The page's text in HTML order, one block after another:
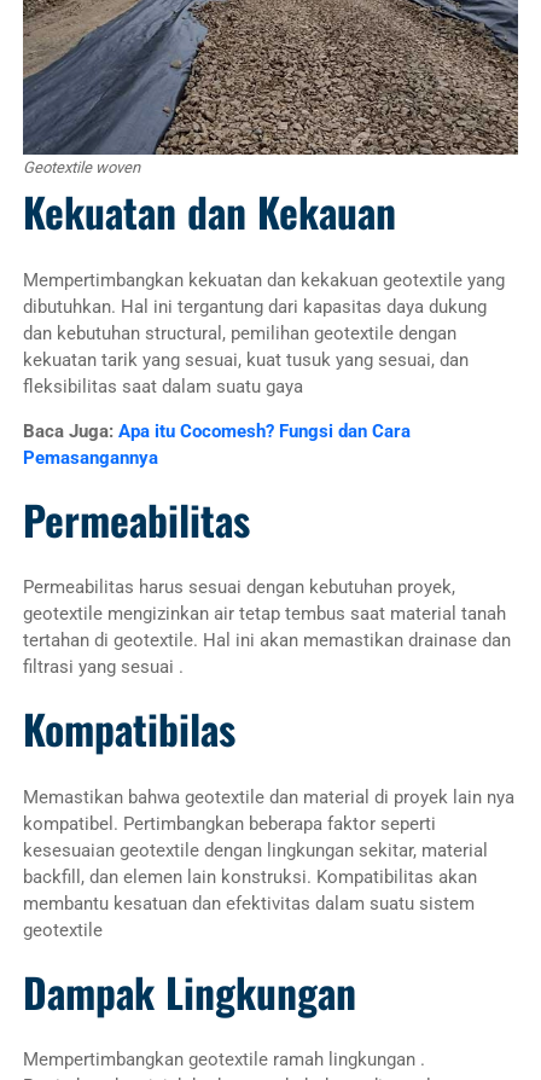
Geotextile woven
Kekuatan dan Kekauan
Mempertimbangkan kekuatan dan kekakuan geotextile yang
dibutuhkan. Hal ini tergantung dari kapasitas daya dukung
dan kebutuhan structural, pemilihan geotextile dengan
kekuatan tarik yang sesuai, kuat tusuk yang sesuai, dan
fleksibilitas saat dalam suatu gaya
Baca Juga: Apa itu Cocomesh? Fungsi dan Cara
Pemasangannya
Permeabilitas
Permeabilitas harus sesuai dengan kebutuhan proyek,
geotextile mengizinkan air tetap tembus saat material tanah
tertahan di geotextile. Hal ini akan memastikan drainase dan
filtrasi yang sesuai .
Kompatibilas
Memastikan bahwa geotextile dan material di proyek lain nya
kompatibel. Pertimbangkan beberapa faktor seperti
kesesuaian geotextile dengan lingkungan sekitar, material
backfill, dan elemen lain konstruksi. Kompatibilitas akan
membantu kesatuan dan efektivitas dalam suatu sistem
geotextile
Dampak Lingkungan
Mempertimbangkan geotextile ramah lingkungan .